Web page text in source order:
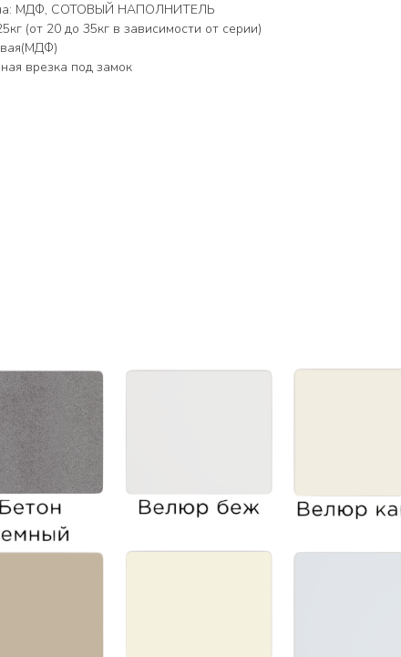
МДФ, СОТОВЫЙ НАПОЛНИТЕЛЬ
(от 20 до 35кг в зависимости от серии)
врезка под замок